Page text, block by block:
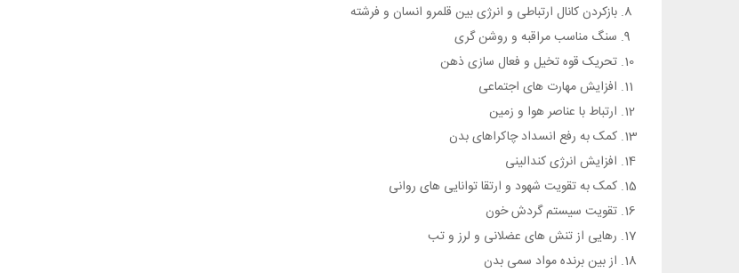
بازکردن کانال ارتباطی و انرژی بین قلمرو انسان و فرشته
سنگ مناسب مراقبه و روشن گری
تحریک قوه تخیل و فعال سازی ذهن
افزایش مهارت های اجتماعی
ارتباط با عناصر هوا و زمین
کمک به رفع انسداد چاکراهای بدن
افزایش انرژی کندالینی
کمک به تقویت شهود و ارتقا توانایی های روانی
تقویت سیستم گردش خون
رهایی از تنش های عضلانی و لرز و تب
از بین برنده مواد سمی بدن